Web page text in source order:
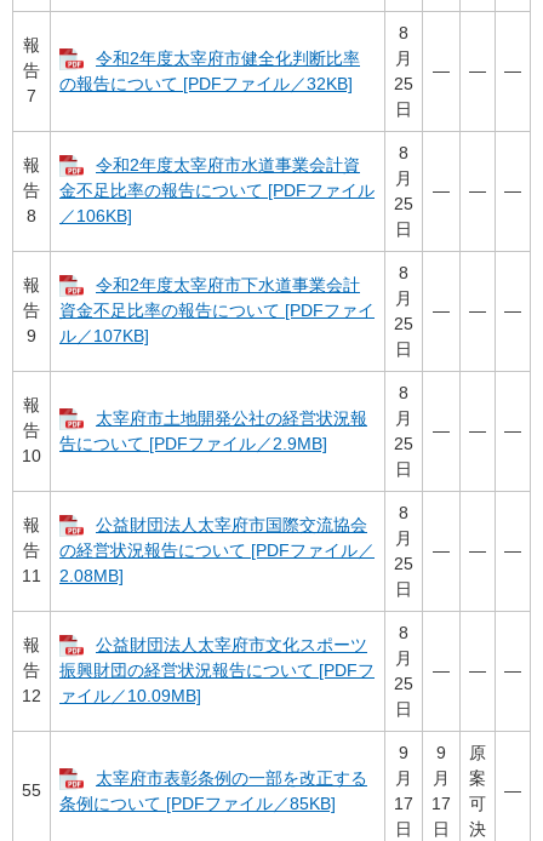
報
告
7
令和2年度太宰府市健全化判断比率
の報告について [PDFファイル／32KB]
8
月
25
日
― ― ―
報
告
8
令和2年度太宰府市水道事業会計資
金不足比率の報告について [PDFファイル
／106KB]
8
月
25
日
― ― ―
報
告
9
令和2年度太宰府市下水道事業会計
資金不足比率の報告について [PDFファイ
ル／107KB]
8
月
25
日
― ― ―
報
告
10
太宰府市土地開発公社の経営状況報
告について [PDFファイル／2.9MB]
8
月
25
日
― ― ―
報
告
11
公益財団法人太宰府市国際交流協会
の経営状況報告について [PDFファイル／
2.08MB]
8
月
25
日
― ― ―
報
告
12
公益財団法人太宰府市文化スポーツ
振興財団の経営状況報告について [PDFフ
ァイル／10.09MB]
8
月
25
日
― ― ―
55
太宰府市表彰条例の一部を改正する
条例について [PDFファイル／85KB]
9
月
17
日
9
月
17
日
原
案
可
決
―